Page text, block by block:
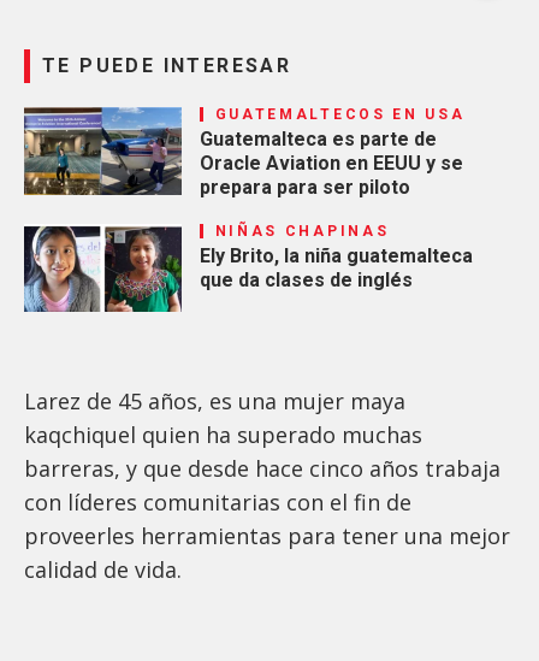
TE PUEDE INTERESAR
GUATEMALTECOS EN USA
Guatemalteca es parte de
Oracle Aviation en EEUU y se
prepara para ser piloto
NIÑAS CHAPINAS
Ely Brito, la niña guatemalteca
que da clases de inglés
Larez de 45 años, es una mujer maya
kaqchiquel quien ha superado muchas
barreras, y que desde hace cinco años trabaja
con líderes comunitarias con el fin de
proveerles herramientas para tener una mejor
calidad de vida.